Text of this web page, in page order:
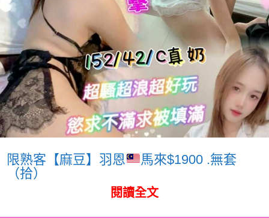
限熟客【麻豆】羽恩
馬來$1900 .無套
（拾）
閱讀全文